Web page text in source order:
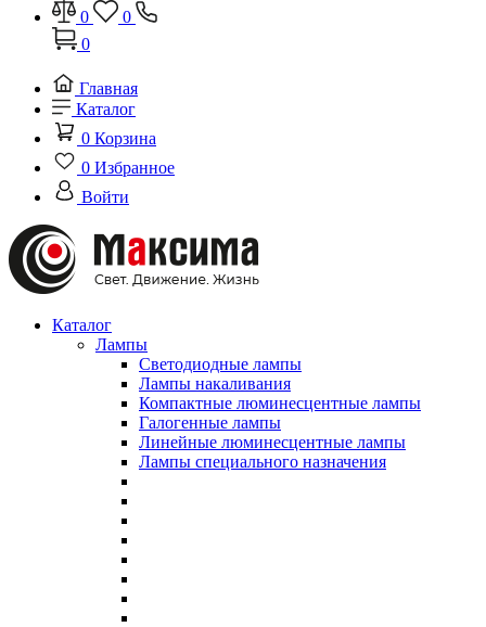
0
0
0
Главная
Каталог
0 Корзина
0 Избранное
Войти
Каталог
Лампы
Светодиодные лампы
Лампы накаливания
Компактные люминесцентные лампы
Галогенные лампы
Линейные люминесцентные лампы
Лампы специального назначения